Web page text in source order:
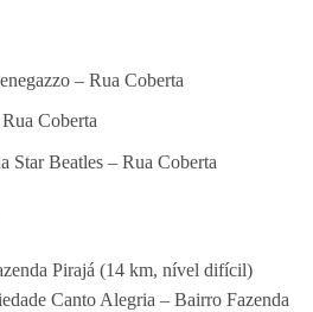
– Rua Coberta
Coberta
Star Beatles – Rua Coberta
Pirajá (14 km, nível difícil)
Canto Alegria – Bairro Fazenda